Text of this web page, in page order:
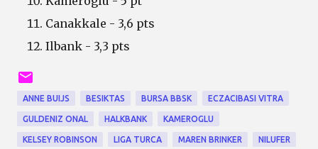
Canakkale - 3,6 pts
Ilbank - 3,3 pts
ANNE BUIJS BESIKTAS BURSA BBSK ECZACIBASI VITRA
GULDENIZ ONAL HALKBANK KAMEROGLU
KELSEY ROBINSON LIGA TURCA MAREN BRINKER NILUFER